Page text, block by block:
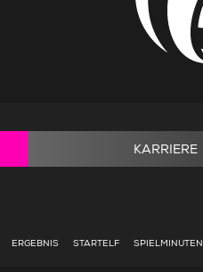
KARRIERE
ERGEBNIS STARTELF SPIELMINUTEN